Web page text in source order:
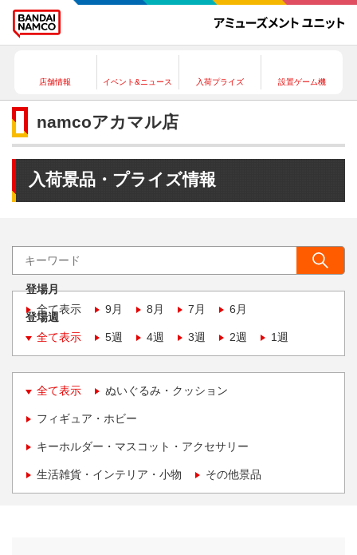
店舗情報 イベント&ニュース 入荷プライズ 設置ゲーム機
namcoアカマル店
入荷景品・プライズ情報
登場月
全て表示
9月 8月 7月 6月
登場週
全て表示
5週 4週 3週 2週 1週
全て表示 ぬいぐるみ・クッション
フィギュア・ホビー
キーホルダー・マスコット・アクセサリー
生活雑貨・インテリア・小物 その他景品